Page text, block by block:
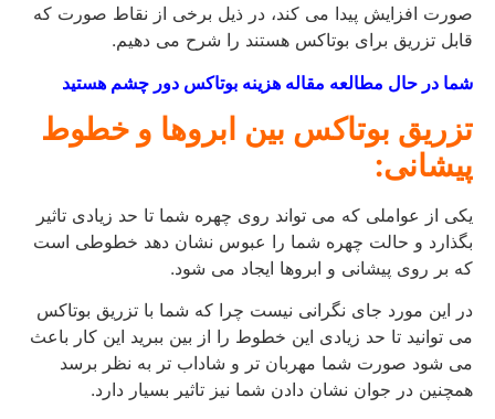
صورت افزایش پیدا می کند، در ذیل برخی از نقاط صورت که
قابل تزریق برای بوتاکس هستند را شرح می دهیم.
شما در حال مطالعه مقاله هزینه بوتاکس دور چشم هستید
تزریق بوتاکس بین ابروها و خطوط
پیشانی:
یکی از عواملی که می تواند روی چهره شما تا حد زیادی تاثیر
بگذارد و حالت چهره شما را عبوس نشان دهد خطوطی است
که بر روی پیشانی و ابروها ایجاد می شود.
در این مورد جای نگرانی نیست چرا که شما با تزریق بوتاکس
می توانید تا حد زیادی این خطوط را از بین ببرید این کار باعث
می شود صورت شما مهربان تر و شاداب تر به نظر برسد
همچنین در جوان نشان دادن شما نیز تاثیر بسیار دارد.